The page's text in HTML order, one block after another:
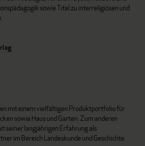
sowie Titel zu interreligiösen und
mit einem vielfältigen Produktportfolio für
sowie Haus und Garten. Zum anderen
seiner langjährigen Erfahrung als
im Bereich Landeskunde und Geschichte.